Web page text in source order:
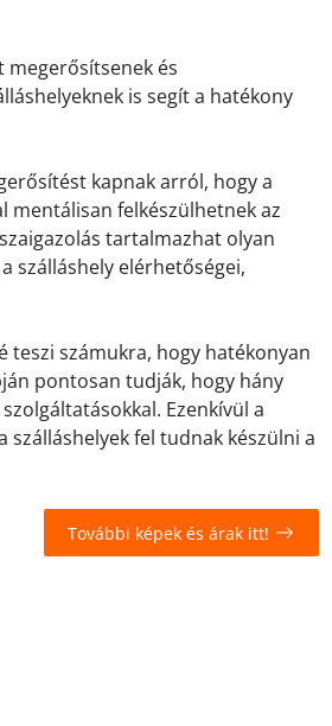
megerősítsenek és
is segít a hatékony
kapnak arról, hogy a
mentálisan felkészülhetnek az
tartalmazhat olyan
szálláshely elérhetőségei,
teszi számukra, hogy hatékonyan
pontosan tudják, hogy hány
Ezenkívül a
szálláshelyek fel tudnak készülni a
További képek és árak itt!